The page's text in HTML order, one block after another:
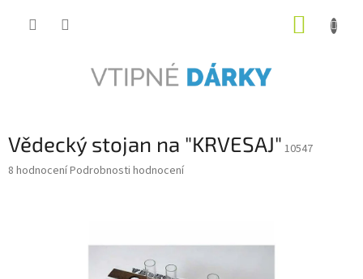
Vědecký stojan na "KRVESAJ" 10547
Průměrné
8 hodnoceníPodrobnosti hodnocení